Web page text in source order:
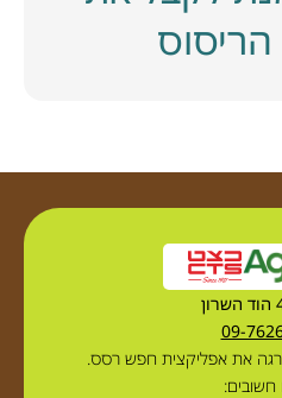
09-
את אפליקצית חפש רסס.
חשובים: